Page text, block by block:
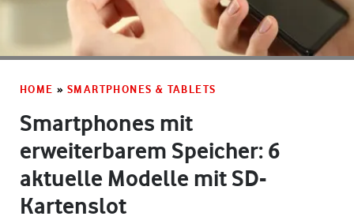
HOME » SMARTPHONES & TABLETS
Smartphones mit
erweiterbarem Speicher: 6
aktuelle Modelle mit SD-
Kartenslot